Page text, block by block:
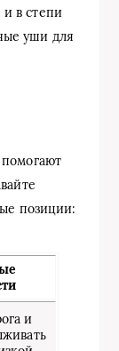
в степи
уши для
позиции:
и